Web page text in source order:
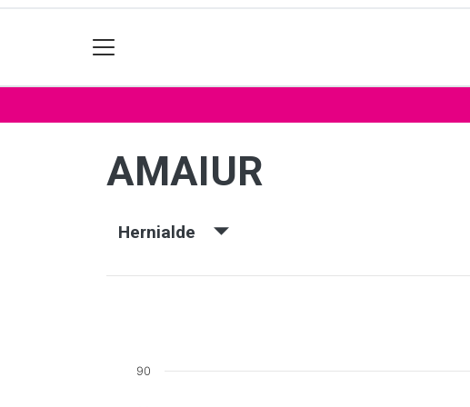
AMAIUR
Hernialde
90